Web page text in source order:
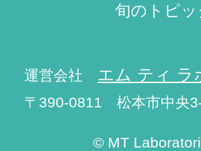
旬のトピッ
運営会社 エム ティ ラ
〒390-0811 松本市中央
© MT